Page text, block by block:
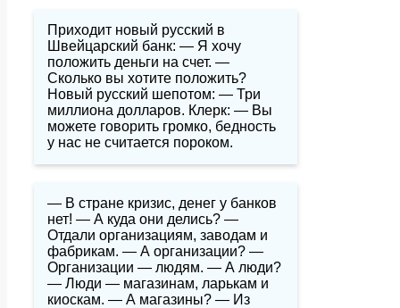
Приходит новый русский в
Швейцарский банк: — Я хочу
положить деньги на счет. —
Сколько вы хотите положить?
Новый русский шепотом: — Три
миллиона долларов. Клерк: — Вы
можете говорить громко, бедность
у нас не считается пороком.
— В стране кризис, денег у банков
нет! — А куда они делись? —
Отдали организациям, заводам и
фабрикам. — А организации? —
Организации — людям. — А люди?
— Люди — магазинам, ларькам и
киоскам. — А магазины? — Из